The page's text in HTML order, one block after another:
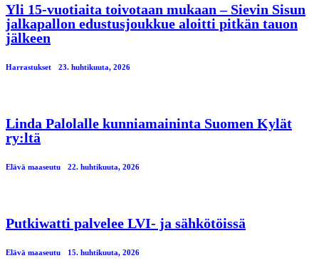
Yli 15-vuotiaita toivotaan mukaan – Sievin Sisun
jalkapallon edustusjoukkue aloitti pitkän tauon
jälkeen
Harrastukset 23. huhtikuuta, 2026
Linda Palolalle kunniamaininta Suomen Kylät
ry:ltä
Elävä maaseutu 22. huhtikuuta, 2026
Putkiwatti palvelee LVI- ja sähkötöissä
Elävä maaseutu 15. huhtikuuta, 2026